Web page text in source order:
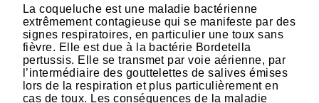
La coqueluche est une maladie bactérienne
extrêmement contagieuse qui se manifeste par des
signes respiratoires, en particulier une toux sans
fièvre. Elle est due à la bactérie Bordetella
pertussis. Elle se transmet par voie aérienne, par
l’intermédiaire des gouttelettes de salives émises
lors de la respiration et plus particulièrement en
cas de toux. Les conséquences de la maladie